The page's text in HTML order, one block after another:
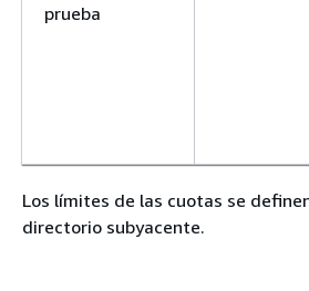
prueba
Los límites de las cuotas se
directorio subyacente.